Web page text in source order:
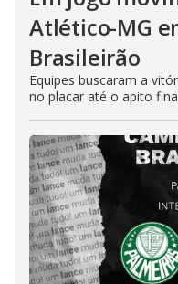
Atlético-MG
Brasileirão
Equipes buscaram a
no placar até o apito